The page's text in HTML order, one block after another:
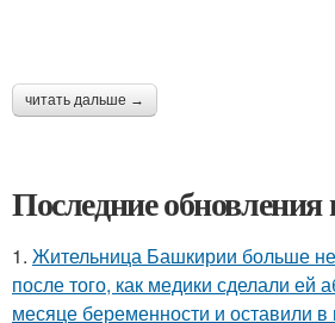
читать дальше →
Последние обновления
1. Жительница Башкирии больше
после того, как медики сделали ей
месяце беременности и оставили в